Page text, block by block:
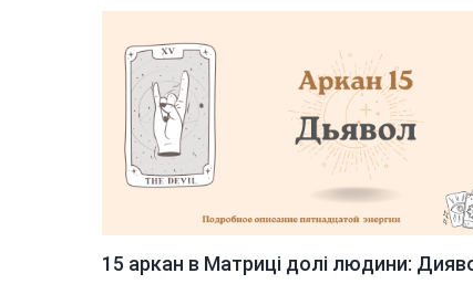
15 аркан в Матриці долі людини: